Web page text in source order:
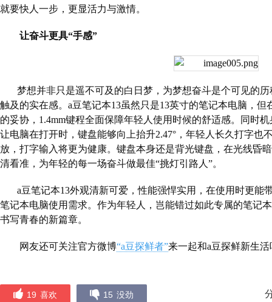
就要快人一步，更显活力与激情。
让奋斗更具“手感”
梦想并非只是遥不可及的白日梦，为梦想奋斗是个可见的历
触及的实在感。 a豆笔记本13虽然只是13英寸的笔记本电脑，但
的妥协， 1.4mm键程全面保障年轻人使用时候的舒适感。同时机
让电脑在打开时，键盘能够向上抬升2.47°，年轻人长久打字也
放，打字输入将更为健康。键盘本身还是背光键盘，在光线昏
清看准，为年轻的每一场奋斗做最佳“挑灯引路人”。
a豆笔记本13外观清新可爱，性能强悍实用，在使用时更能
笔记本电脑使用需求。作为年轻人，岂能错过如此专属的笔记
书写青春的新篇章。
网友还可关注官方微博“a豆探鲜者”来一起和a豆探鲜新生活
19 喜欢 15 没劲